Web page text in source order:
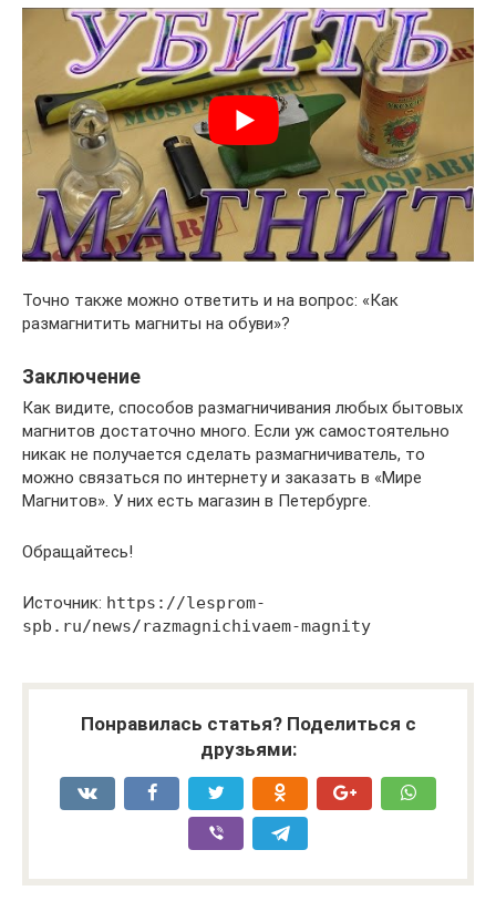
Точно также можно ответить и на вопрос: «Как
размагнитить магниты на обуви»?
Заключение
Как видите, способов размагничивания любых бытовых
магнитов достаточно много. Если уж самостоятельно
никак не получается сделать размагничиватель, то
можно связаться по интернету и заказать в «Мире
Магнитов». У них есть магазин в Петербурге.
Обращайтесь!
Источник: https://lesprom-
spb.ru/news/razmagnichivaem-magnity
Понравилась статья? Поделиться с
друзьями: